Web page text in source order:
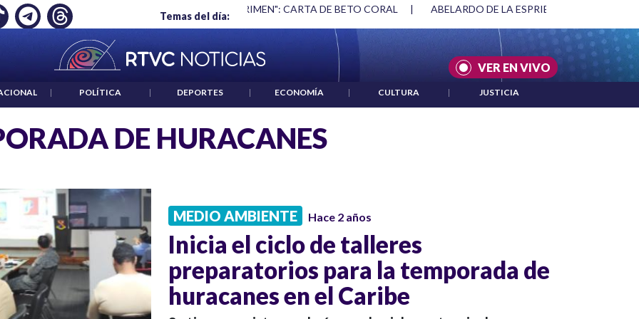
Temas del día:
EMPLEO: JP MORGAN "HABLAR NO ES UN CRIMEN": CARTA DE BETO CORAL | ABELARDO DE LA ESPRIELLA Y DMG
VER EN VIVO
| POLÍTICA | DEPORTES | ECONOMÍA | CULTURA | JUSTICIA
DE HURACANES
MEDIO AMBIENTE Hace 2 años
Inicia el ciclo de talleres
preparatorios para la temporada de
huracanes en el Caribe